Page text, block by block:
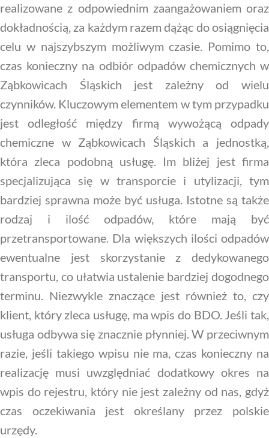
realizowane z odpowiednim zaangażowaniem oraz
dokładnością, za każdym razem dążąc do osiągnięcia
celu w najszybszym możliwym czasie. Pomimo to,
czas konieczny na odbiór odpadów chemicznych w
Ząbkowicach Śląskich jest zależny od wielu
czynników. Kluczowym elementem w tym przypadku
jest odległość między firmą wywożącą odpady
chemiczne w Ząbkowicach Śląskich a jednostką,
która zleca podobną usługę. Im bliżej jest firma
specjalizująca się w transporcie i utylizacji, tym
bardziej sprawna może być usługa. Istotne są także
rodzaj i ilość odpadów, które mają być
przetransportowane. Dla większych ilości odpadów
ewentualne jest skorzystanie z dedykowanego
transportu, co ułatwia ustalenie bardziej dogodnego
terminu. Niezwykle znaczące jest również to, czy
klient, który zleca usługę, ma wpis do BDO. Jeśli tak,
usługa odbywa się znacznie płynniej. W przeciwnym
razie, jeśli takiego wpisu nie ma, czas konieczny na
realizację musi uwzględniać dodatkowy okres na
wpis do rejestru, który nie jest zależny od nas, gdyż
czas oczekiwania jest określany przez polskie
urzędy.